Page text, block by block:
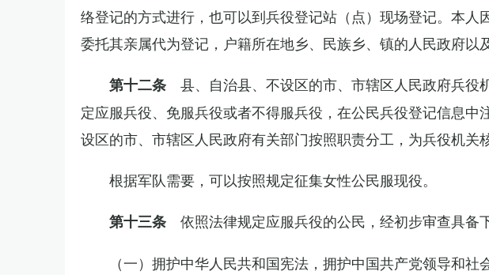
络登记的方式进行，也可以到兵役登记站（点）现场登记。本
委托其亲属代为登记，户籍所在地乡、民族乡、镇的人民政府以
第十二条 县、自治县、不设区的市、市辖区人民政府兵役
定应服兵役、免服兵役或者不得服兵役，在公民兵役登记信息
设区的市、市辖区人民政府有关部门按照职责分工，为兵役机关
根据军队需要，可以按照规定征集女性公民服现役。
第十三条 依照法律规定应服兵役的公民，经初步审查具备
（一）拥护中华人民共和国宪法，拥护中国共产党领导和社